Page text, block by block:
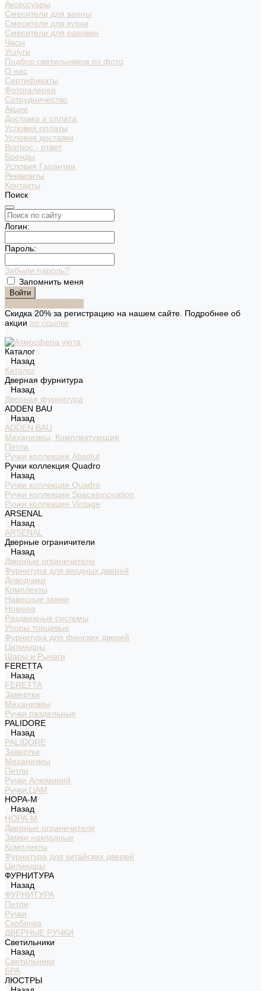
Аксессуары
Смесители для ванны
Смесители для кухни
Смесители для раковин
Часы
Услуги
Подбор светильников по фото
О нас
Сертификаты
Фотогалерея
Сотрудничество
Акции
Доставка и оплата
Условия оплаты
Условия доставки
Вопрос - ответ
Бренды
Условия Гарантии
Реквизиты
Контакты
Поиск
Логин:
Пароль:
Забыли пароль?
Запомнить меня
Скидка 20% за регистрацию на нашем сайте. Подробнее об
акции по ссылке
Каталог
Назад
Каталог
Дверная фурнитура
Назад
Дверная фурнитура
ADDEN BAU
Назад
ADDEN BAU
Механизмы, Комплектующие
Петли
Ручки коллекция Absolut
Ручки коллекция Quadro
Назад
Ручки коллекция Quadro
Ручки коллекции Spaceinnovation
Ручки коллекция Vintage
ARSENAL
Назад
ARSENAL
Дверные ограничители
Назад
Дверные ограничители
Фурнитура для входных дверей
Доводчики
Комплекты
Навесные замки
Номера
Раздвижные системы
Упоры торцевые
Фурнитура для финских дверей
Цилиндры
Шары и Рычаги
FERETTA
Назад
FERETTA
Завертки
Механизмы
Ручки раздельные
PALIDORE
Назад
PALIDORE
Завертки
Механизмы
Петли
Ручки Алюминий
Ручки ЦАМ
НОРА-М
Назад
НОРА-М
Дверные ограничители
Замки накладные
Комплекты
Фурнитура для китайских дверей
Цилиндры
ФУРНИТУРА
Назад
ФУРНИТУРА
Петли
Ручки
Скобянка
ДВЕРНЫЕ РУЧКИ
Светильники
Назад
Светильники
БРА
ЛЮСТРЫ